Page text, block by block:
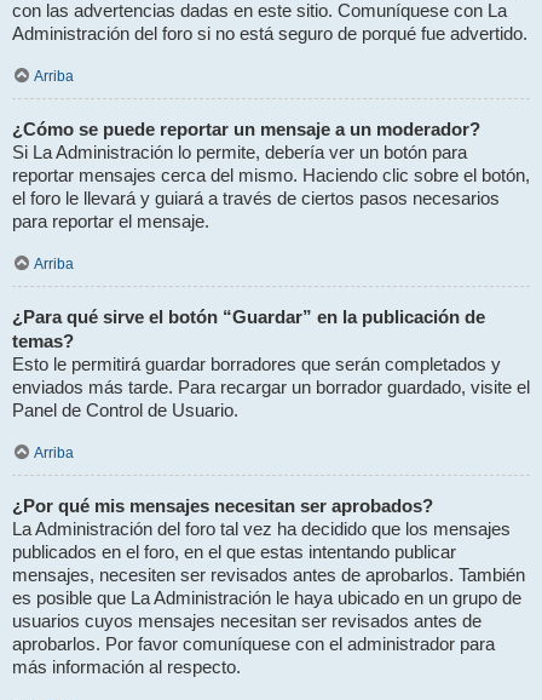
con las advertencias dadas en este sitio. Comuníquese con La
Administración del foro si no está seguro de porqué fue advertido.
Arriba
¿Cómo se puede reportar un mensaje a un moderador?
Si La Administración lo permite, debería ver un botón para
reportar mensajes cerca del mismo. Haciendo clic sobre el botón,
el foro le llevará y guiará a través de ciertos pasos necesarios
para reportar el mensaje.
Arriba
¿Para qué sirve el botón “Guardar” en la publicación de
temas?
Esto le permitirá guardar borradores que serán completados y
enviados más tarde. Para recargar un borrador guardado, visite el
Panel de Control de Usuario.
Arriba
¿Por qué mis mensajes necesitan ser aprobados?
La Administración del foro tal vez ha decidido que los mensajes
publicados en el foro, en el que estas intentando publicar
mensajes, necesiten ser revisados antes de aprobarlos. También
es posible que La Administración le haya ubicado en un grupo de
usuarios cuyos mensajes necesitan ser revisados antes de
aprobarlos. Por favor comuníquese con el administrador para
más información al respecto.